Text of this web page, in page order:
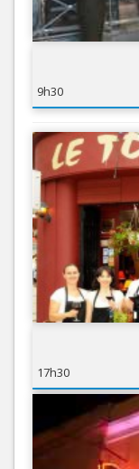
9h30
17h30